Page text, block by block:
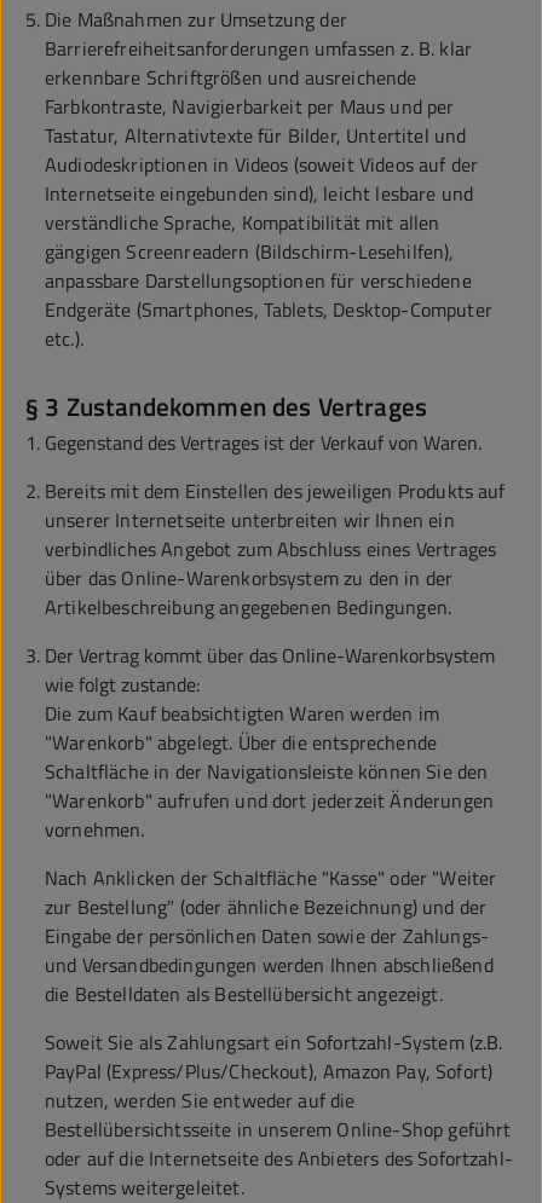
Die Maßnahmen zur Umsetzung der
Barrierefreiheitsanforderungen umfassen z. B. klar
erkennbare Schriftgrößen und ausreichende
Farbkontraste, Navigierbarkeit per Maus und per
Tastatur, Alternativtexte für Bilder, Untertitel und
Audiodeskriptionen in Videos (soweit Videos auf der
Internetseite eingebunden sind), leicht lesbare und
verständliche Sprache, Kompatibilität mit allen
gängigen Screenreadern (Bildschirm-Lesehilfen),
anpassbare Darstellungsoptionen für verschiedene
Endgeräte (Smartphones, Tablets, Desktop-Computer
etc.).
§ 3 Zustandekommen des Vertrages
Gegenstand des Vertrages ist der Verkauf von Waren.
Bereits mit dem Einstellen des jeweiligen Produkts auf
unserer Internetseite unterbreiten wir Ihnen ein
verbindliches Angebot zum Abschluss eines Vertrages
über das Online-Warenkorbsystem zu den in der
Artikelbeschreibung angegebenen Bedingungen.
Der Vertrag kommt über das Online-Warenkorbsystem
wie folgt zustande:
Die zum Kauf beabsichtigten Waren werden im
"Warenkorb" abgelegt. Über die entsprechende
Schaltfläche in der Navigationsleiste können Sie den
"Warenkorb" aufrufen und dort jederzeit Änderungen
vornehmen.
Nach Anklicken der Schaltfläche "Kasse" oder "Weiter
zur Bestellung" (oder ähnliche Bezeichnung) und der
Eingabe der persönlichen Daten sowie der Zahlungs-
und Versandbedingungen werden Ihnen abschließend
die Bestelldaten als Bestellübersicht angezeigt.
Soweit Sie als Zahlungsart ein Sofortzahl-System (z.B.
PayPal (Express/Plus/Checkout), Amazon Pay, Sofort)
nutzen, werden Sie entweder auf die
Bestellübersichtsseite in unserem Online-Shop geführt
oder auf die Internetseite des Anbieters des Sofortzahl-
Systems weitergeleitet.